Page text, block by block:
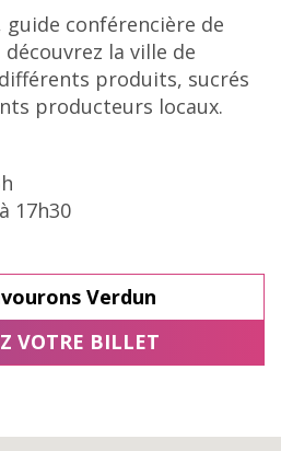
guide conférencière de
découvrez la ville de
produits, sucrés
producteurs locaux.
17h30
Verdun
VOTRE BILLET